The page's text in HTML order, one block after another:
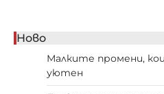
Ново
Малките промени,
уютен